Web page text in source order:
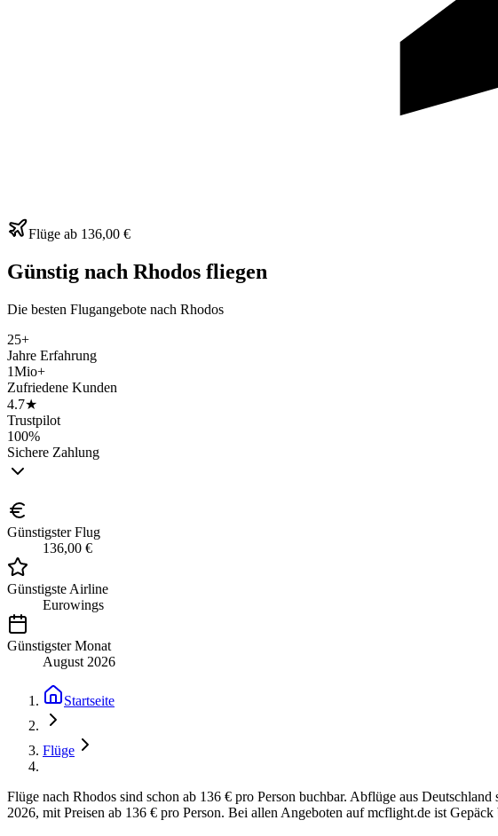
Flüge ab 136,00 €
Günstig nach Rhodos fliegen
Die besten Flugangebote nach Rhodos
25+
Jahre Erfahrung
1Mio+
Zufriedene Kunden
4.7★
Trustpilot
100%
Sichere Zahlung
Günstigster Flug
136,00 €
Günstigste Airline
Eurowings
Günstigster Monat
August 2026
Startseite
Flüge
Flüge nach Rhodos sind schon ab 136 € pro Person buchbar. Abflüge aus
2026, mit Preisen ab 136 € pro Person. Bei allen Angeboten auf mcflight.de ist